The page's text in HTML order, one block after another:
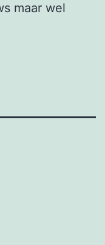
maar wel